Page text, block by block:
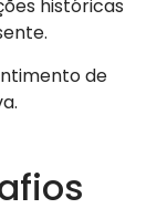
históricas
de